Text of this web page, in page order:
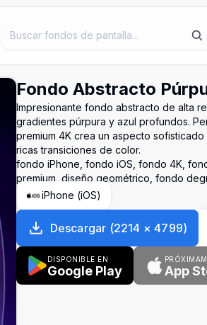
Fondo Abstracto
Impresionante fondo abstracto de alta
gradientes púrpura y azul profundos.
premium 4K crea un aspecto
ricas transiciones de color.
fondo iPhone, fondo iOS, fondo 4K,
premium, diseño geométrico, fondo
iPhone (iOS)
Descargar (2214 ×4799)
DISPONIBLE EN
Google Play App